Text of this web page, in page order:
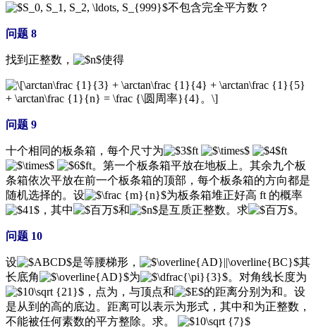
不包含完全平方数？
问题 8
找到正整数， 使得
问题 9
十个相同的板条箱，每个尺寸为 ft
ft
ft。第一个板条箱平放在地板上。其余九个板
条箱依次平放在前一个板条箱的顶部，每个板条箱的方向都是
随机选择的。设
为板条箱堆正好高 ft 的概率
，其中
和 是互质正整数。求 。
问题 10
设 是等腰梯形，
其
长底角
为
。对角线长度为
，点为，与顶点和
的距离分别为和。设
是从到的高的底边。距离可以表示为形式，其中和为正整数，
不能被任何素数的平方整除。求。